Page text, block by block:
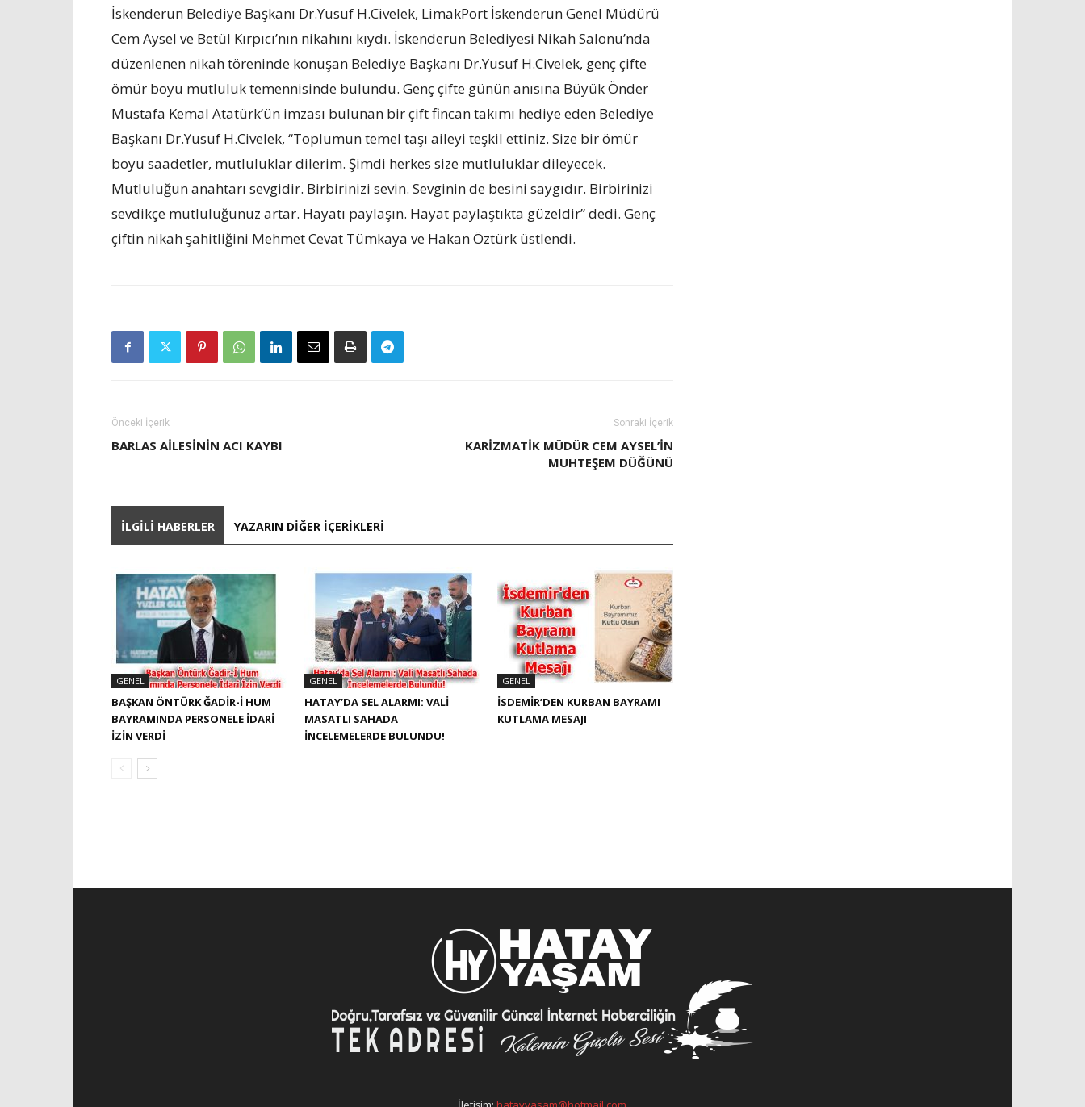
İskenderun Belediye Başkanı Dr.Yusuf H.Civelek, LimakPort İskenderun Genel Müdürü
Cem Aysel ve Betül Kırpıcı’nın nikahını kıydı. İskenderun Belediyesi Nikah Salonu’nda
düzenlenen nikah töreninde konuşan Belediye Başkanı Dr.Yusuf H.Civelek, genç çifte
ömür boyu mutluluk temennisinde bulundu. Genç çifte günün anısına Büyük Önder
Mustafa Kemal Atatürk’ün imzası bulunan bir çift fincan takımı hediye eden Belediye
Başkanı Dr.Yusuf H.Civelek, “Toplumun temel taşı aileyi teşkil ettiniz. Size bir ömür
boyu saadetler, mutluluklar dilerim. Şimdi herkes size mutluluklar dileyecek.
Mutluluğun anahtarı sevgidir. Birbirinizi sevin. Sevginin de besini saygıdır. Birbirinizi
sevdikçe mutluluğunuz artar. Hayatı paylaşın. Hayat paylaştıkta güzeldir” dedi. Genç
çiftin nikah şahitliğini Mehmet Cevat Tümkaya ve Hakan Öztürk üstlendi.
Önceki İçerik
BARLAS AILESININ ACI KAYBI
Sonraki İçerik
KARIZMATIK MÜDÜR CEM AYSEL’IN
MUHTEŞEM DÜĞÜNÜ
İLGILI HABERLER YAZARIN DIĞER İÇERIKLERI
GENEL
BAŞKAN ÖNTÜRK ĞADIR-İ HUM
BAYRAMINDA PERSONELE İDARI
İZIN VERDI
GENEL
HATAY’DA SEL ALARMI: VALI
MASATLI SAHADA
İNCELEMELERDE BULUNDU!
GENEL
İSDEMIR’DEN KURBAN BAYRAMI
KUTLAMA MESAJI